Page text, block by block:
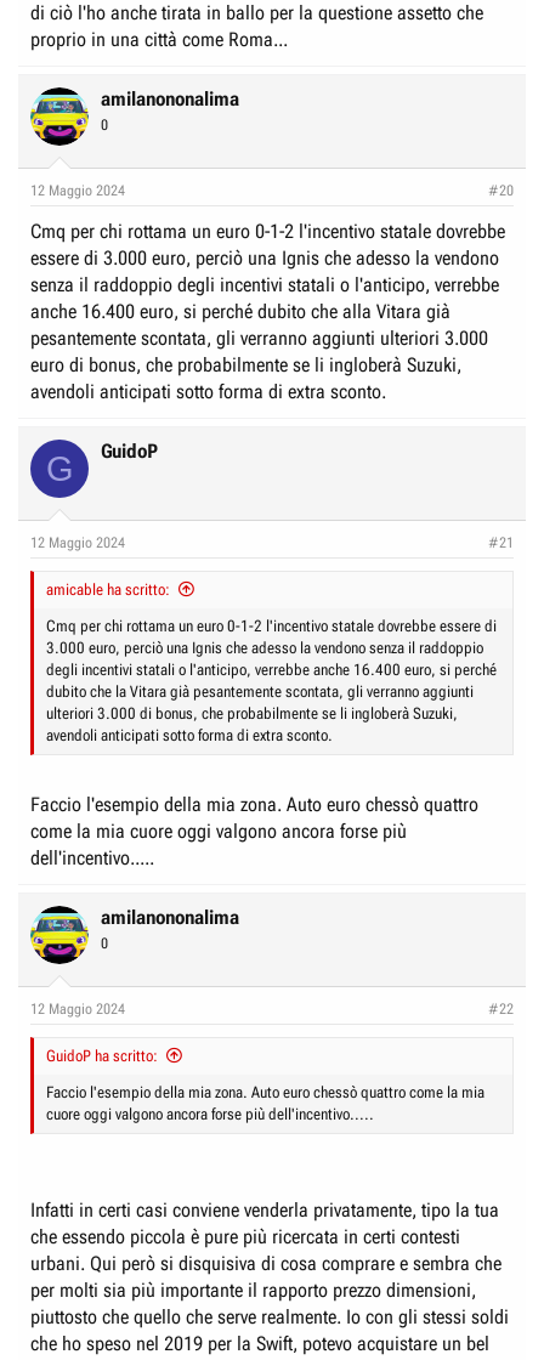
di ciò l'ho anche tirata in ballo per la questione assetto che
proprio in una città come Roma...
amilanononalima
0
12 Maggio 2024 #20
Cmq per chi rottama un euro 0-1-2 l'incentivo statale dovrebbe
essere di 3.000 euro, perciò una Ignis che adesso la vendono
senza il raddoppio degli incentivi statali o l'anticipo, verrebbe
anche 16.400 euro, si perché dubito che alla Vitara già
pesantemente scontata, gli verranno aggiunti ulteriori 3.000
euro di bonus, che probabilmente se li ingloberà Suzuki,
avendoli anticipati sotto forma di extra sconto.
G GuidoP
12 Maggio 2024 #21
amicable ha scritto:
Cmq per chi rottama un euro 0-1-2 l'incentivo statale dovrebbe essere di
3.000 euro, perciò una Ignis che adesso la vendono senza il raddoppio
degli incentivi statali o l'anticipo, verrebbe anche 16.400 euro, si perché
dubito che la Vitara già pesantemente scontata, gli verranno aggiunti
ulteriori 3.000 di bonus, che probabilmente se li ingloberà Suzuki,
avendoli anticipati sotto forma di extra sconto.
Faccio l'esempio della mia zona. Auto euro chessò quattro
come la mia cuore oggi valgono ancora forse più
dell'incentivo.....
amilanononalima
0
12 Maggio 2024 #22
GuidoP ha scritto:
Faccio l'esempio della mia zona. Auto euro chessò quattro come la mia
cuore oggi valgono ancora forse più dell'incentivo.....
Infatti in certi casi conviene venderla privatamente, tipo la tua
che essendo piccola è pure più ricercata in certi contesti
urbani. Qui però si disquisiva di cosa comprare e sembra che
per molti sia più importante il rapporto prezzo dimensioni,
piuttosto che quello che serve realmente. Io con gli stessi soldi
che ho speso nel 2019 per la Swift, potevo acquistare un bel